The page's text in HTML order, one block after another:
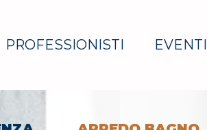
PROFESSIONISTI EVENTI